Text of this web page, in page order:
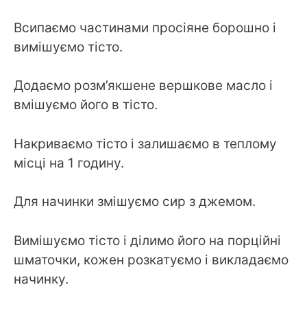
Всипаємо частинами просіяне борошно і
вимішуємо тісто.
Додаємо розм’якшене вершкове масло і
вмішуємо його в тісто.
Накриваємо тісто і залишаємо в теплому
місці на 1 годину.
Для начинки змішуємо сир з джемом.
Вимішуємо тісто і ділимо його на порційні
шматочки, кожен розкатуємо і викладаємо
начинку.